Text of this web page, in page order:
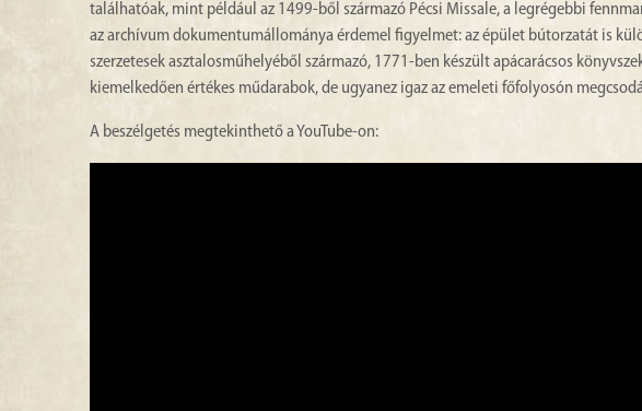
találhatóak, mint például az 1499-ből származó Pécsi Missale, a legrégebbi
az archívum dokumentumállománya érdemel figyelmet: az épület bútorzatát is
szerzetesek asztalosműhelyéből származó, 1771-ben készült apácarácsos
kiemelkedően értékes műdarabok, de ugyanez igaz az emeleti főfolyosón
A beszélgetés megtekinthető a YouTube-on: